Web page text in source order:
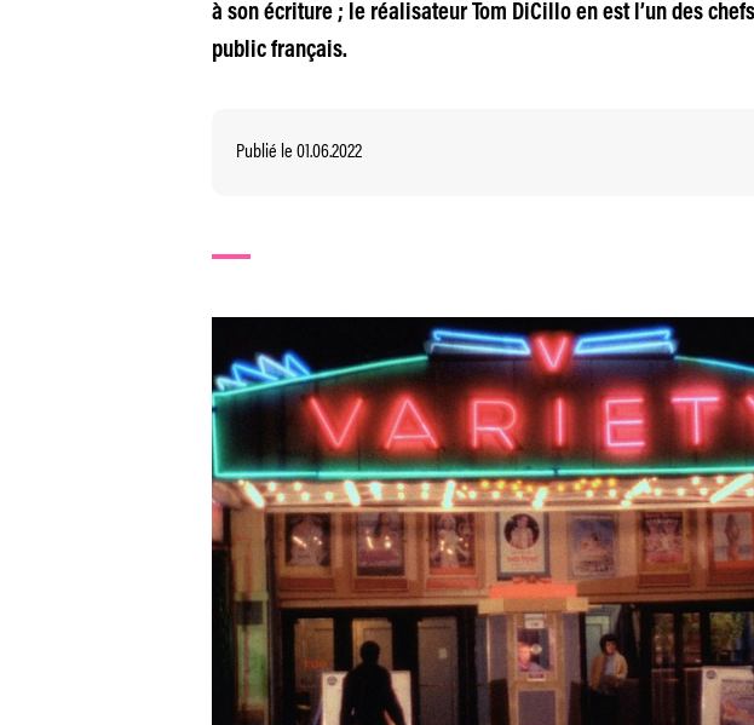
à son écriture ; le réalisateur Tom DiCillo en est l’un des
public français.
Publié le 01.06.2022